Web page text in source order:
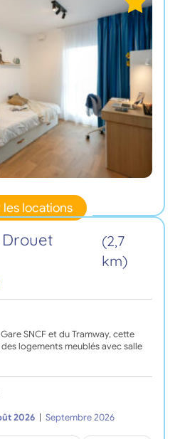
les locations
Drouet
(2,7
km)
SNCF et du Tramway, cette
logements meublés avec salle
2026 Septembre 2026